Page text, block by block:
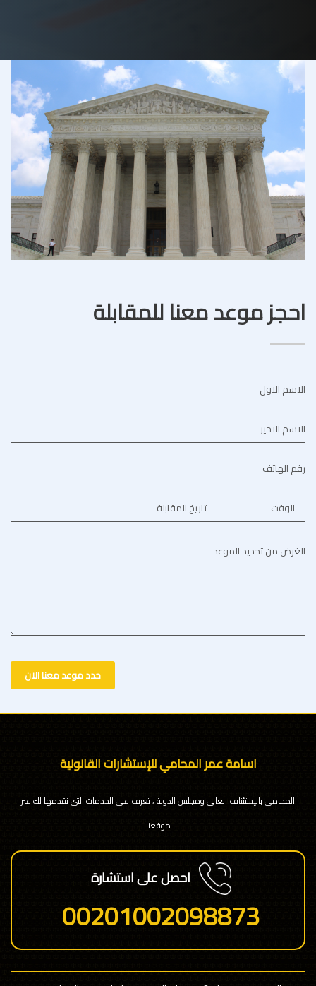
احجز موعد معنا للمقابلة
الاسم الاول
الاسم الاخير
رقم الهاتف
تاريخ المقابلة الوقت
الغرض من تحديد الموعد
حدد موعد معنا الان
اسامة عمر المحامي للإستشارات القانونية
المحامي بالإستئناف العالى ومجلس الدولة , تعرف على الخدمات التى نقدمها لك عبر
موقعنا
احصل على استشارة
00201002098873